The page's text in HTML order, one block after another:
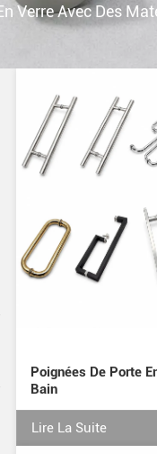
Verre Avec Des
Poignées De Porte
Bain
Lire La Suite